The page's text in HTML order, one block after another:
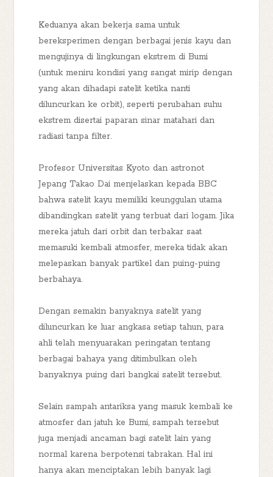
Keduanya akan bekerja sama untuk
bereksperimen dengan berbagai jenis kayu dan
mengujinya di lingkungan ekstrem di Bumi
(untuk meniru kondisi yang sangat mirip dengan
yang akan dihadapi satelit ketika nanti
diluncurkan ke orbit), seperti perubahan suhu
ekstrem disertai paparan sinar matahari dan
radiasi tanpa filter.
Profesor Universitas Kyoto dan astronot
Jepang Takao Dai menjelaskan kepada BBC
bahwa satelit kayu memiliki keunggulan utama
dibandingkan satelit yang terbuat dari logam. Jika
mereka jatuh dari orbit dan terbakar saat
memasuki kembali atmosfer, mereka tidak akan
melepaskan banyak partikel dan puing-puing
berbahaya.
Dengan semakin banyaknya satelit yang
diluncurkan ke luar angkasa setiap tahun, para
ahli telah menyuarakan peringatan tentang
berbagai bahaya yang ditimbulkan oleh
banyaknya puing dari bangkai satelit tersebut.
Selain sampah antariksa yang masuk kembali ke
atmosfer dan jatuh ke Bumi, sampah tersebut
juga menjadi ancaman bagi satelit lain yang
normal karena berpotensi tabrakan. Hal ini
hanya akan menciptakan lebih banyak lagi